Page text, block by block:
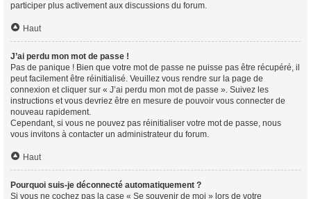
participer plus activement aux discussions du forum.
Haut
J’ai perdu mon mot de passe !
Pas de panique ! Bien que votre mot de passe ne puisse pas être récupéré, il
peut facilement être réinitialisé. Veuillez vous rendre sur la page de
connexion et cliquer sur « J’ai perdu mon mot de passe ». Suivez les
instructions et vous devriez être en mesure de pouvoir vous connecter de
nouveau rapidement.
Cependant, si vous ne pouvez pas réinitialiser votre mot de passe, nous
vous invitons à contacter un administrateur du forum.
Haut
Pourquoi suis-je déconnecté automatiquement ?
Si vous ne cochez pas la case « Se souvenir de moi » lors de votre